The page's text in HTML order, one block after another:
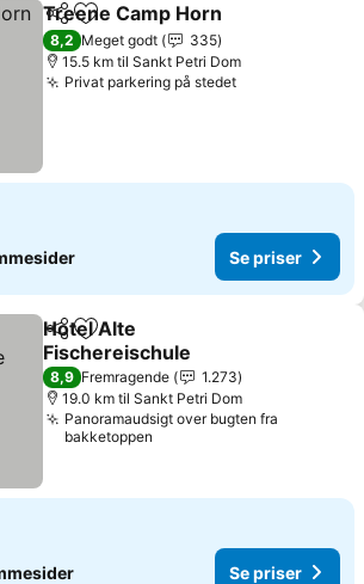
Del Føj til favoritter
Treene Camp Horn
8,2 Meget godt
335
15.5 km til Sankt Petri Dom
Privat parkering på stedet
Se priser
Del Føj til favoritter
Hotel Alte
Fischereischule
8,9 Fremragende
1.273
19.0 km til Sankt Petri Dom
Panoramaudsigt over bugten fra
bakketoppen
Se priser